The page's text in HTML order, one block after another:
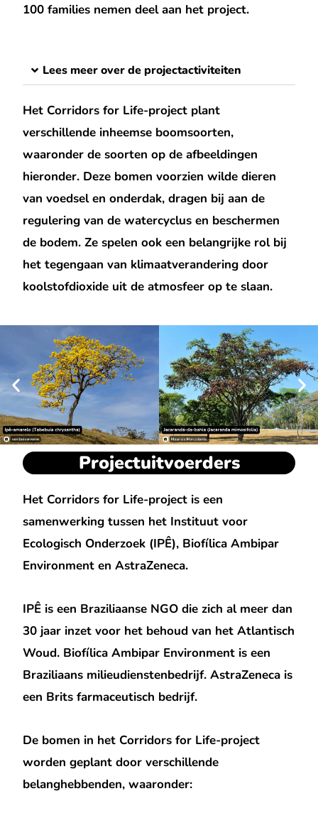
100 families nemen deel aan het project.
Lees meer over de projectactiviteiten
Het Corridors for Life-project plant
verschillende inheemse boomsoorten,
waaronder de soorten op de afbeeldingen
hieronder. Deze bomen voorzien wilde dieren
van voedsel en onderdak, dragen bij aan de
regulering van de watercyclus en beschermen
de bodem. Ze spelen ook een belangrijke rol bij
het tegengaan van klimaatverandering door
koolstofdioxide uit de atmosfeer op te slaan.
Projectuitvoerders
Het Corridors for Life-project is een
samenwerking tussen het Instituut voor
Ecologisch Onderzoek (IPÊ), Biofílica Ambipar
Environment en AstraZeneca.
IPÊ is een Braziliaanse NGO die zich al meer dan
30 jaar inzet voor het behoud van het Atlantisch
Woud. Biofílica Ambipar Environment is een
Braziliaans milieudienstenbedrijf. AstraZeneca is
een Brits farmaceutisch bedrijf.
De bomen in het Corridors for Life-project
worden geplant door verschillende
belanghebbenden, waaronder: